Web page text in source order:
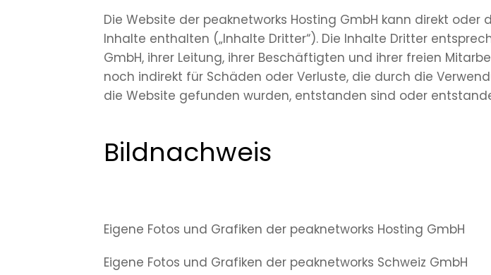
Die Website der peaknetworks Hosting GmbH kann direkt
Inhalte enthalten („Inhalte Dritter“). Die Inhalte Dritter
GmbH, ihrer Leitung, ihrer Beschäftigten und ihrer freien
noch indirekt für Schäden oder Verluste, die durch die
die Website gefunden wurden, entstanden sind oder
Bildnachweis
Eigene Fotos und Grafiken der peaknetworks Hosting GmbH
Eigene Fotos und Grafiken der peaknetworks Schweiz GmbH